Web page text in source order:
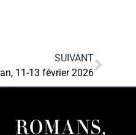
SUIVANT
11-13 février 2026